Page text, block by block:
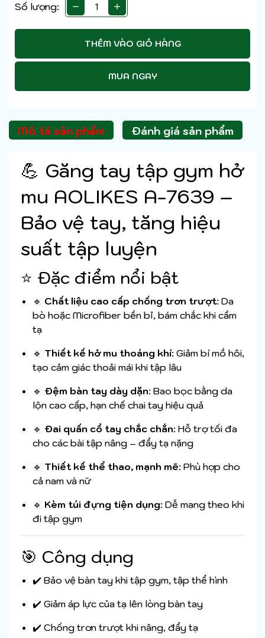
Số lượng:
THÊM VÀO GIỎ HÀNG
MUA NGAY
Mô tả sản phẩm Đánh giá sản phẩm
💪 Găng tay tập gym hở
mu AOLIKES A-7639 –
Bảo vệ tay, tăng hiệu
suất tập luyện
⭐ Đặc điểm nổi bật
🔹 Chất liệu cao cấp chống trơn trượt: Da
bò hoặc Microfiber bền bỉ, bám chắc khi cầm
tạ
🔹 Thiết kế hở mu thoáng khí: Giảm bí mồ hôi,
tạo cảm giác thoải mái khi tập lâu
🔹 Đệm bàn tay dày dặn: Bao bọc bằng da
lộn cao cấp, hạn chế chai tay hiệu quả
🔹 Đai quấn cổ tay chắc chắn: Hỗ trợ tối đa
cho các bài tập nâng – đẩy tạ nặng
🔹 Thiết kế thể thao, mạnh mẽ: Phù hợp cho
cả nam và nữ
🔹 Kèm túi đựng tiện dụng: Dễ mang theo khi
đi tập gym
🎯 Công dụng
✔️ Bảo vệ bàn tay khi tập gym, tập thể hình
✔️ Giảm áp lực của tạ lên lòng bàn tay
✔️ Chống trơn trượt khi nâng, đẩy tạ